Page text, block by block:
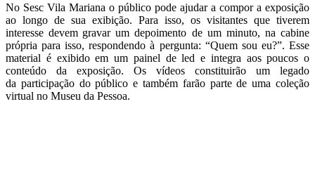
No Sesc Vila Mariana o público pode ajudar a compor a exposição
ao longo de sua exibição. Para isso, os visitantes que tiverem
interesse devem gravar um depoimento de um minuto, na cabine
própria para isso, respondendo à pergunta: “Quem sou eu?”. Esse
material é exibido em um painel de led e integra aos poucos o
conteúdo da exposição. Os vídeos constituirão um legado
da participação do público e também farão parte de uma coleção
virtual no Museu da Pessoa.